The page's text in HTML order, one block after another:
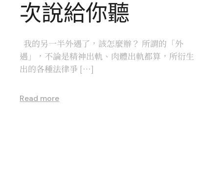
次說給你聽
我的另一半外遇了，該怎麼辦？ 所謂的「外
遇」，不論是精神出軌、肉體出軌都算，所衍生
出的各種法律爭 […]
Read more